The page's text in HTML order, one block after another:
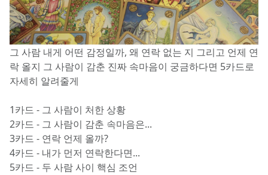
그 사람 내게 어떤 감정일까, 왜 연락 없는 지 그리고 언제 연
락 올지 그 사람이 감춘 진짜 속마음이 궁금하다면 5카드로
자세히 알려줄게
1카드 - 그 사람이 처한 상황
2카드 - 그 사람이 감춘 속마음은...
3카드 - 연락 언제 올까?
4카드 - 내가 먼저 연락한다면...
5카드 - 두 사람 사이 핵심 조언